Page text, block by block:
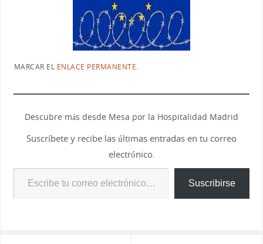
MARCAR EL ENLACE PERMANENTE.
Descubre más desde Mesa por la Hospitalidad Madrid
Suscríbete y recibe las últimas entradas en tu correo
electrónico.
Suscribirse